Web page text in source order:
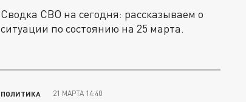
Сводка СВО на сегодня: рассказываем о
ситуации по состоянию на 25 марта.
ПОЛИТИКА 21 МАРТА 14:40